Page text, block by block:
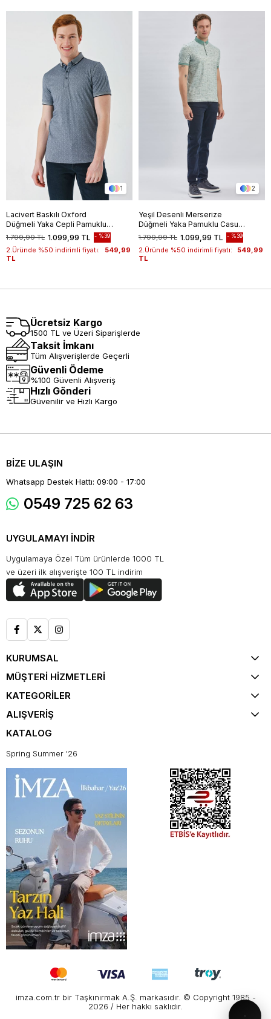
1
Lacivert Baskılı Oxford
Düğmeli Yaka Cepli Pamuklu
Casual Slim Fit Dar Kesim
Tişört 1011240177
1.099,99 TL
1.799,99 TL %39
2.Üründe %50 indirimli fiyatı:
549,99
TL
2
Yeşil Desenli Merserize
Düğmeli Yaka Pamuklu Casual
Slim Fit Dar Kesim Tişört
1011240160
1.099,99 TL
1.799,99 TL %39
2.Üründe %50 indirimli fiyatı:
549,99
TL
Ücretsiz Kargo
1500 TL ve Üzeri Siparişlerde
Taksit İmkanı
Tüm Alışverişlerde Geçerli
Güvenli Ödeme
%100 Güvenli Alışveriş
Hızlı Gönderi
Güvenilir ve Hızlı Kargo
BİZE ULAŞIN
Whatsapp Destek Hattı: 09:00 - 17:00
0549 725 62 63
UYGULAMAYI İNDİR
Uygulamaya Özel Tüm ürünlerde 1000 TL
ve üzeri ilk alışverişte 100 TL indirim
KURUMSAL
MÜŞTERİ HİZMETLERİ
KATEGORİLER
ALIŞVERİŞ
KATALOG
Spring Summer '26
imza.com.tr bir Taşkınırmak A.Ş. markasıdır. © Copyright 1985 -
2026 / Her hakkı saklıdır.